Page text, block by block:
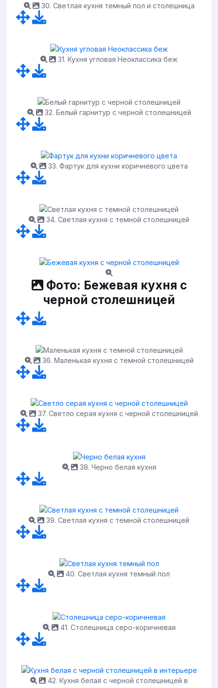
30. Светлая кухня темный пол и столешница
31. Кухня угловая Неоклассика беж
32. Белый гарнитур с черной столешницей
33. Фартук для кухни коричневого цвета
34. Светлая кухня с темной столешницей
Фото: Бежевая кухня с
черной столешницей
36. Маленькая кухня с темной столешницей
37. Светло серая кухня с черной столешницей
38. Черно белая кухня
39. Светлая кухня с темной столешницей
40. Светлая кухня темный пол
41. Столешница серо-коричневая
42. Кухня белая с черной столешницей в